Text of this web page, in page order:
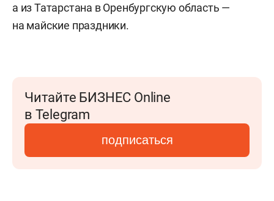
а из Татарстана в Оренбургскую область —
на майские праздники.
Читайте БИЗНЕС Online
в Telegram
подписаться